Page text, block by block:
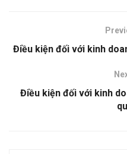
Điều kiện đối với kinh
Điều kiện đối với kinh